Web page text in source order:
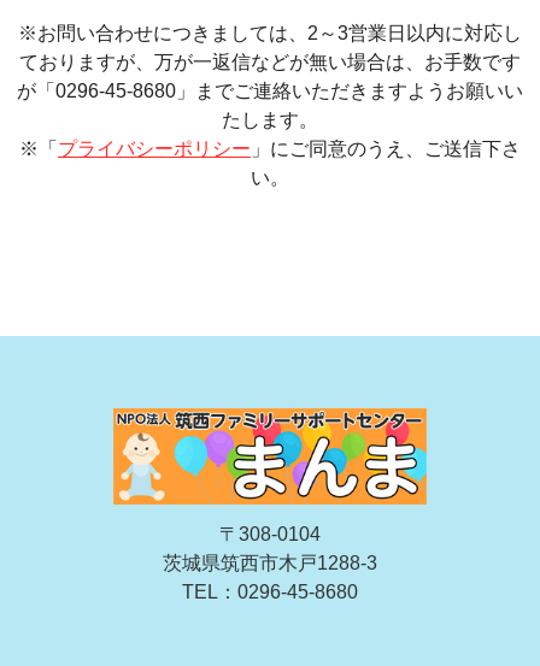
※お問い合わせにつきましては、2～3営業日以内に対応し
ておりますが、万が一返信などが無い場合は、お手数です
が「0296-45-8680」までご連絡いただきますようお願いい
たします。
※「 プライバシーポリシー 」にご同意のうえ、ご送信下さ
い。
〒308-0104
茨城県筑西市木戸1288-3
TEL：0296-45-8680